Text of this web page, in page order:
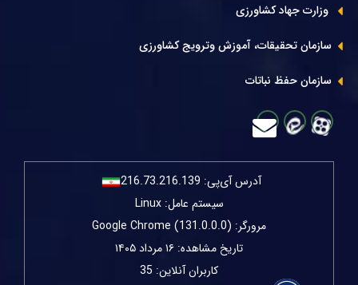
وزارت جهاد کشاورزی
سازمان تحقیقات، آموزش وترویج کشاورزی
سازمان حفظ نباتات
آدرس آی‌پی: 216.73.216.139
سیستم عامل: Linux
مرورگر: Google Chrome (131.0.0.0)
تاریخ مشاهده: ۱۶ مرداد ۱۴۰۵
کاربران آنلاین: 35